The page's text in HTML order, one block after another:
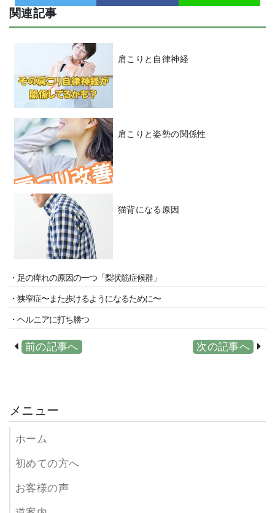
関連記事
肩こりと自律神経
肩こりと姿勢の関係性
猫背になる原因
・足の痺れの原因の一つ「梨状筋症候群」
・狭窄症〜また歩けるようになるために〜
・ヘルニアに打ち勝つ
前の記事へ 次の記事へ
メニュー
ホーム
初めての方へ
お客様の声